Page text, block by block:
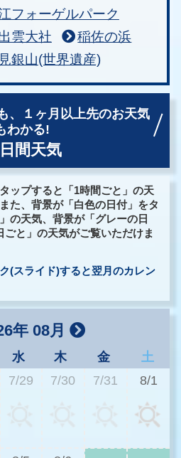
フォーゲルパーク
雲大社
稲佐の浜
銀山(世界遺産)
、
１ヶ月以上先のお天気
わかる!
間天気
ップすると「1時間ごと」の天
た、背景が「白色の日付」をタ
の天気、背景が「グレーの日
と」の天気がご覧いただけま
(スライド)すると翌月のカレン
年 08月
水 木 金
土
7/29 7/30 7/31 8/1